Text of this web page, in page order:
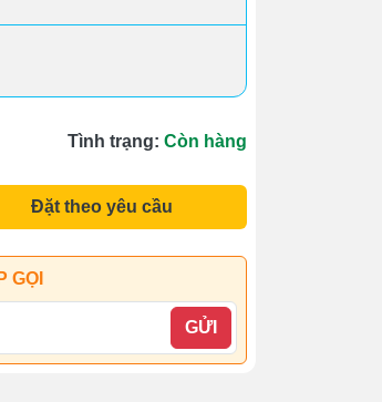
Tình trạng: Còn hàng
Đặt theo yêu cầu
GỌI
GỬI